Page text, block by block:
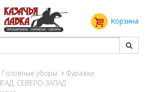
Корзина
Головные уборы
Фуражки
СЕВЕРО-ЗАПАД